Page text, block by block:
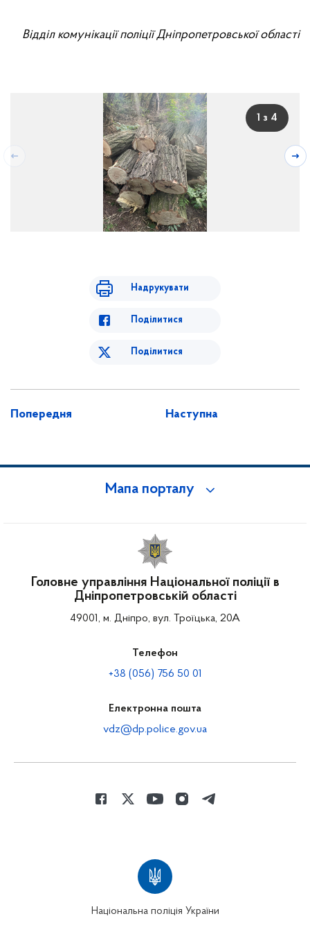
Відділ комунікації поліції Дніпропетровської області
1 з 4
Надрукувати
Поділитися
Поділитися
Попередня Наступна
Мапа порталу
Головне управління Національної поліції в
Дніпропетровській області
49001, м. Дніпро, вул. Троїцька, 20А
Телефон
+38 (056) 756 50 01
Електронна пошта
vdz@dp.police.gov.ua
Національна поліція України